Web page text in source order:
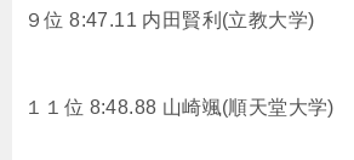
９位 8:47.11 内田賢利(立教大学)
１１位 8:48.88 山崎颯(順天堂大学)